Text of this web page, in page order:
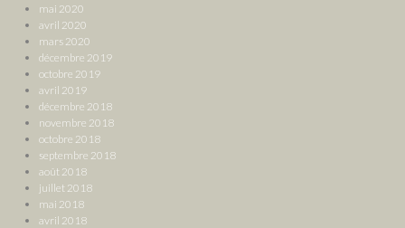
mai 2020
avril 2020
mars 2020
décembre 2019
octobre 2019
avril 2019
décembre 2018
novembre 2018
octobre 2018
septembre 2018
août 2018
juillet 2018
mai 2018
avril 2018